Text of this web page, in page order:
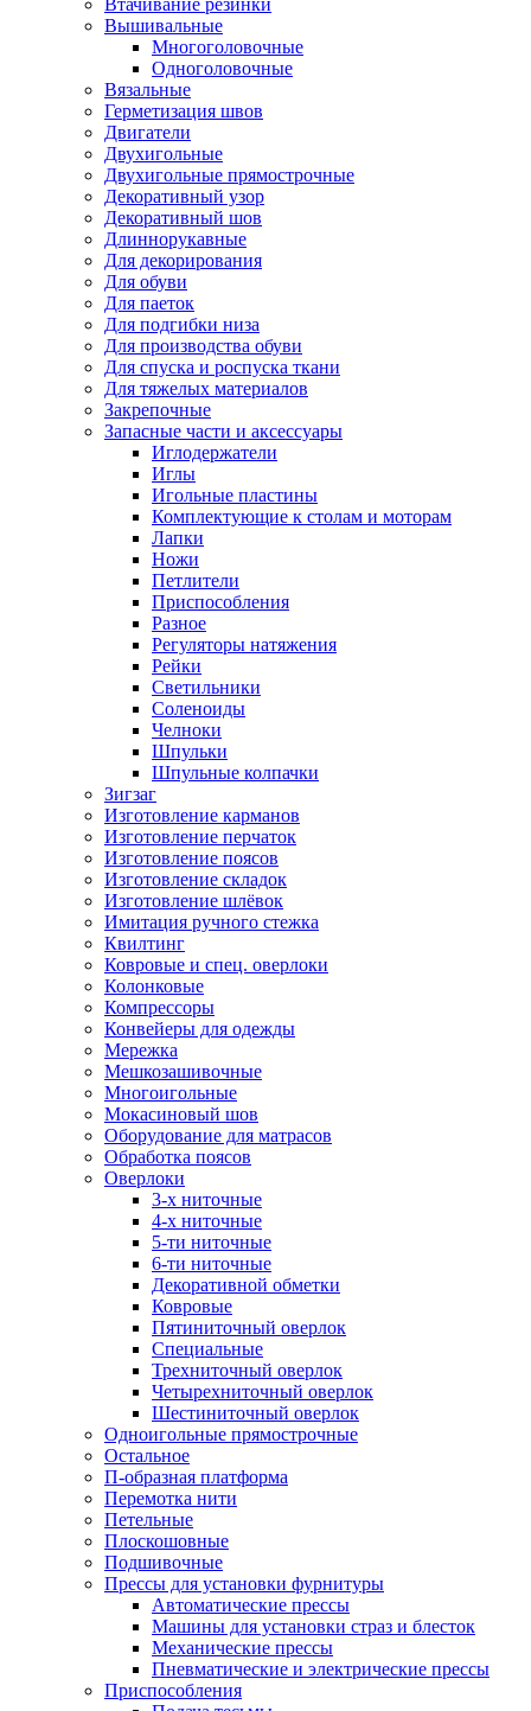
Вышивальные
Многоголовочные
Одноголовочные
Вязальные
Герметизация швов
Двигатели
Двухигольные
Двухигольные прямострочные
Декоративный узор
Декоративный шов
Длиннорукавные
Для декорирования
Для обуви
Для паеток
Для подгибки низа
Для производства обуви
Для спуска и роспуска ткани
Для тяжелых материалов
Закрепочные
Запасные части и аксессуары
Иглодержатели
Иглы
Игольные пластины
Комплектующие к столам и моторам
Лапки
Ножи
Петлители
Приспособления
Разное
Регуляторы натяжения
Рейки
Светильники
Соленоиды
Челноки
Шпульки
Шпульные колпачки
Зигзаг
Изготовление карманов
Изготовление перчаток
Изготовление поясов
Изготовление складок
Изготовление шлёвок
Имитация ручного стежка
Квилтинг
Ковровые и спец. оверлоки
Колонковые
Компрессоры
Конвейеры для одежды
Мережка
Мешкозашивочные
Многоигольные
Мокасиновый шов
Оборудование для матрасов
Обработка поясов
Оверлоки
3-х ниточные
4-х ниточные
5-ти ниточные
6-ти ниточные
Декоративной обметки
Ковровые
Пятиниточный оверлок
Специальные
Трехниточный оверлок
Четырехниточный оверлок
Шестиниточный оверлок
Одноигольные прямострочные
Остальное
П-образная платформа
Перемотка нити
Петельные
Плоскошовные
Подшивочные
Прессы для установки фурнитуры
Автоматические прессы
Машины для установки страз и блесток
Механические прессы
Пневматические и электрические прессы
Приспособления